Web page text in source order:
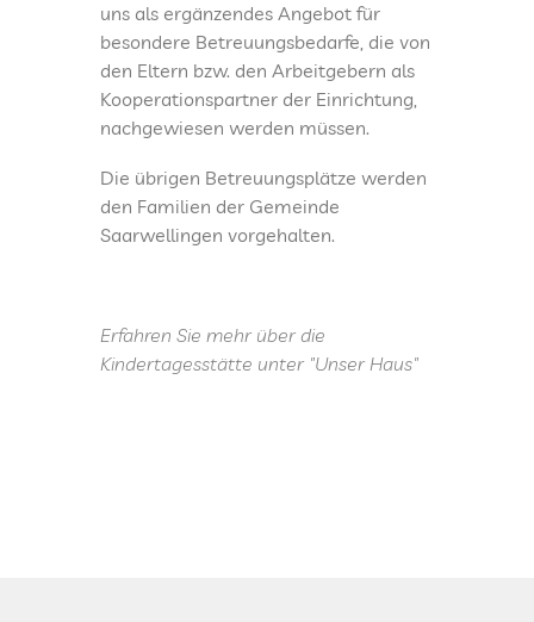
uns als ergänzendes Angebot für
besondere Betreuungsbedarfe, die von
den Eltern bzw. den Arbeitgebern als
Kooperationspartner der Einrichtung,
nachgewiesen werden müssen.
Die übrigen Betreuungsplätze werden
den Familien der Gemeinde
Saarwellingen vorgehalten.
Erfahren Sie mehr über die
Kindertagesstätte unter "Unser Haus"